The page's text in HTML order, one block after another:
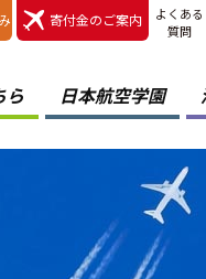
寄付金のご案内
よくある
質問
ら 日本航空学園